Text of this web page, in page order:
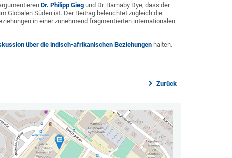
Dr. Philipp Gieg und Dr. Barnaby Dye, dass der
Globalen Süden ist. Der Beitrag beleuchtet zugleich die
in einer zunehmend fragmentierten internationalen
über die indisch-afrikanischen Beziehungen halten.
Zurück